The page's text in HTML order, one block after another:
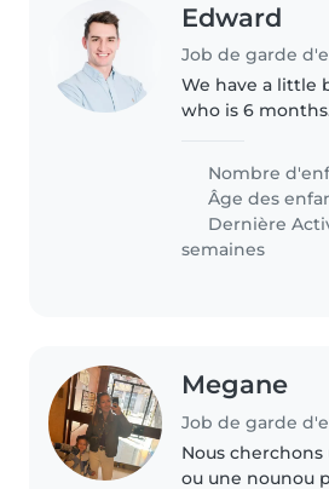
Edward
We have a little
who is 6
and just
for a few days
Nombre
Âge des
Dernière
semaines
Megane
Nous
ou une nounou